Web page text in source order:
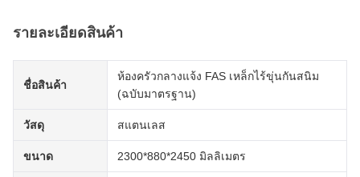
รายละเอียดสินค้า
ชื่อสินค้า
ห้องครัวกลางแจ้ง FAS เหล็กไร้ขุ่นกันสนิม
(ฉบับมาตรฐาน)
วัสดุ สแตนเลส
ขนาด 2300*880*2450 มิลลิเมตร